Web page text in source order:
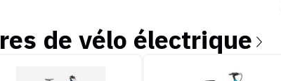
de vélo électrique
e-Summit 960 Vefaa Parcours